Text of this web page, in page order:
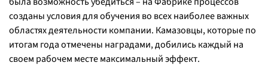
созданы условия для обучения во всех наиболее важных
областях деятельности компании. Камазовцы, которые по
итогам года отмечены наградами, добились каждый на
своем рабочем месте максимальный эффект.